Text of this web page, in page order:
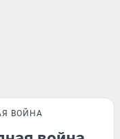
ВОЙНА